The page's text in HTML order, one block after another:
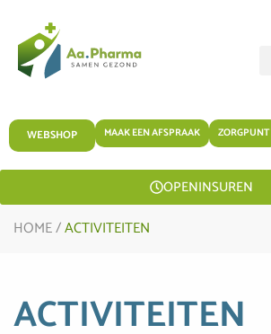
WEBSHOP MAAK EEN AFSPRAAK ZORGPUNT
OPENINSUREN
HOME/ACTIVITEITEN
ACTIVITEITEN